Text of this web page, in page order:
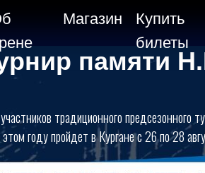
Магазин
Купить
билеты
памяти
традиционного предсезонного
году пройдет в Кургане с 26 по 28